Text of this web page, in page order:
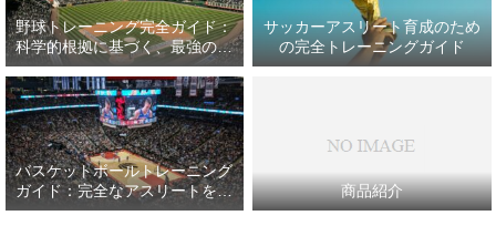
野球トレーニング完全ガイド：
科学的根拠に基づく、最強の野
球アスリート育成プラン
サッカーアスリート育成のため
の完全トレーニングガイド
バスケットボールトレーニング
ガイド：完全なアスリートを目
指して
商品紹介